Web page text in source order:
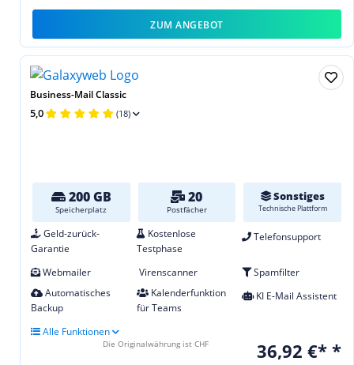
ZUM ANGEBOT
Business-Mail Classic
5,0 (18)
200 GB
Speicherplatz
20
Postfächer
Sonstiges
Technische Plattform
Geld-zurück-
Garantie
Kostenlose
Testphase
Telefonsupport
Webmailer Virenscanner
Spamfilter
Automatisches
Backup
Kalenderfunktion
für Teams
KI E-Mail Assistent
Alle Funktionen
36,92 €* *
Die Originalwährung ist CHF